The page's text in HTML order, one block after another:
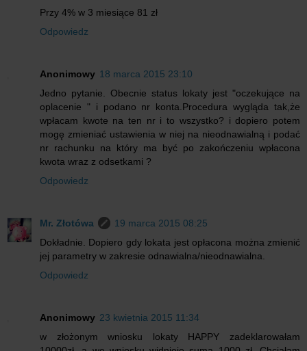
Przy 4% w 3 miesiące 81 zł
Odpowiedz
Anonimowy 18 marca 2015 23:10
Jedno pytanie. Obecnie status lokaty jest "oczekujące na
oplacenie " i podano nr konta.Procedura wygląda tak,że
wpłacam kwote na ten nr i to wszystko? i dopiero potem
mogę zmieniać ustawienia w niej na nieodnawialną i podać
nr rachunku na który ma być po zakończeniu wpłacona
kwota wraz z odsetkami ?
Odpowiedz
Mr. Złotówa
19 marca 2015 08:25
Dokładnie. Dopiero gdy lokata jest opłacona można zmienić
jej parametry w zakresie odnawialna/nieodnawialna.
Odpowiedz
Anonimowy 23 kwietnia 2015 11:34
w złożonym wniosku lokaty HAPPY zadeklarowałam